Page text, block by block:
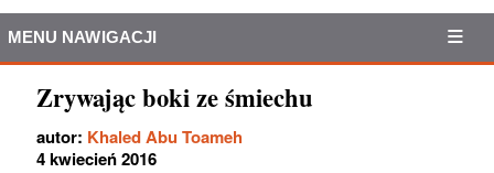
MENU NAWIGACJI
Zrywając boki ze śmiechu
autor: Khaled Abu Toameh
4 kwiecień 2016